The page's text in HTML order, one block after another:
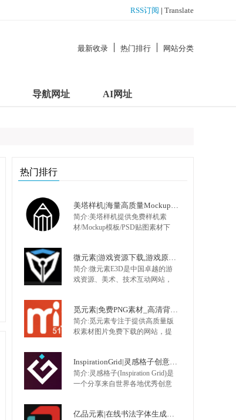
RSS订阅 | Translate
最新收录 热门排行 网站分类
导航网址 AI网址
热门排行
美塔样机|海量高质量Mockup模板|PSD样机|展示模型
简介:美塔样机提供免费样机素
材/Mockup模板/PSD贴图素材下
频饮料样机、药品保健样机、各
类盒子、包装盒、包装箱、牛皮
纸箱、电子产品样机、办公样
微元素|游戏资源下载,游戏原画,手机游戏资源,游戏开发资源 - Element3ds.com!
简介:微元素E3D是中国卓越的游
戏资源、美术、技术互动网站，
插画，Unity技术,UI，特效，动画
等 大量不断更新的优质资源，是
游戏开发者CG爱好者首选。
觅元素|免费PNG素材_高清背景图片免费下载网站
简介:觅元素专注于提供高质量版
权素材图片免费下载的网站，提
版权素材就来觅元素
InspirationGrid|灵感格子创意案例网
简介:灵感格子(Inspiration Grid)是
一个分享来自世界各地优秀创意
影、建筑、时尚、包装设计、产亿品元素|在线书法字体生成网站